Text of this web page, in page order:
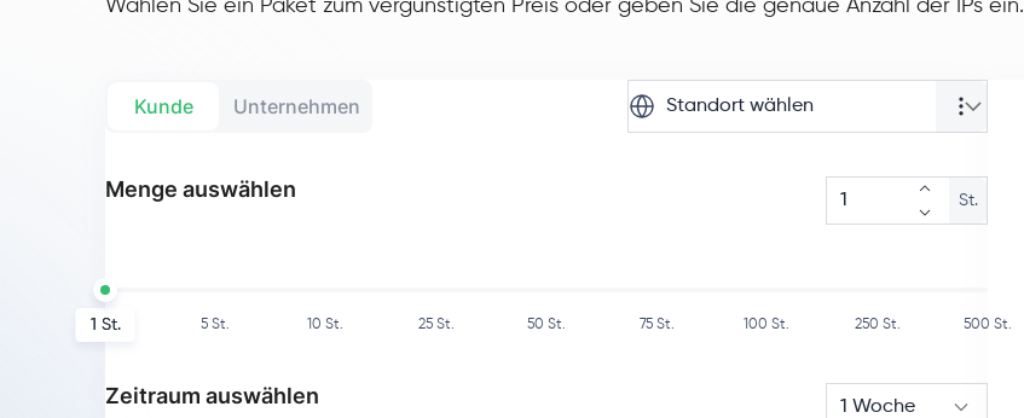
Wählen Sie ein Paket zum vergünstigten Preis oder geben Sie die genaue Anzahl der IPs ein.
Kunde Unternehmen Standort wählen
Menge auswählen St.
1 St. 5 St. 10 St. 25 St. 50 St. 75 St. 100 St. 250 St. 500 St.
Zeitraum auswählen 1 Woche